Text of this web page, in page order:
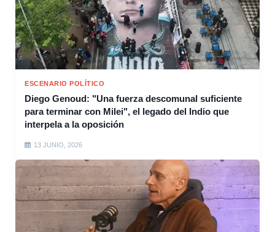
ESCENARIO POLÍTICO
Diego Genoud: "Una fuerza descomunal suficiente
para terminar con Milei", el legado del Indio que
interpela a la oposición
13 JUNIO, 2026